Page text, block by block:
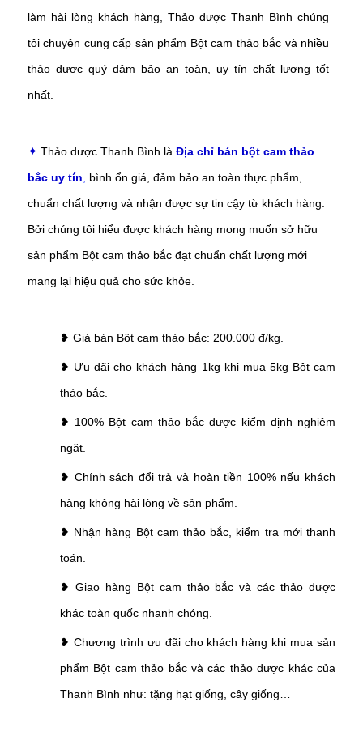
làm hài lòng khách hàng, Thảo dược Thanh Bình chúng
tôi chuyên cung cấp sản phẩm Bột cam thảo bắc và nhiều
thảo dược quý đảm bảo an toàn, uy tín chất lượng tốt
nhất.
✦ Thảo dược Thanh Bình là Địa chỉ bán bột cam thảo
bắc uy tín
bình ổn giá, đảm bảo an toàn thực phẩm,
chuẩn chất lượng và nhận được sự tin cậy từ khách hàng.
Bởi chúng tôi hiểu được khách hàng mong muốn sở hữu
sản phẩm Bột cam thảo bắc đạt chuẩn chất lượng mới
mang lại hiệu quả cho sức khỏe.
❥ Giá bán Bột cam thảo bắc: 200.000 đ/kg.
❥ Ưu đãi cho khách hàng 1kg khi mua 5kg Bột cam
thảo bắc
❥ 100% Bột cam thảo bắcđược kiểm định nghiêm
ngặt.
❥ Chính sách đổi trả và hoàn tiền 100% nếu khách
hàng không hài lòng về sản phẩm.
❥ Nhận hàng Bột cam thảo bắc,
kiểm tra mới thanh
toán.
❥ Giao hàng Bột cam thảo bắc và các thảo dược
khác toàn quốc nhanh chóng.
❥ Chương trình ưu đãi cho khách hàng khi mua sản
phẩm Bột cam thảo bắc và các thảo dược khác của
Thanh Bình như: tặng hạt giống, cây giống…